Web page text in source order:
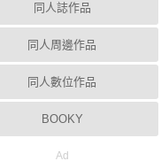
同人誌作品
同人周邊作品
同人數位作品
BOOKY
Ad